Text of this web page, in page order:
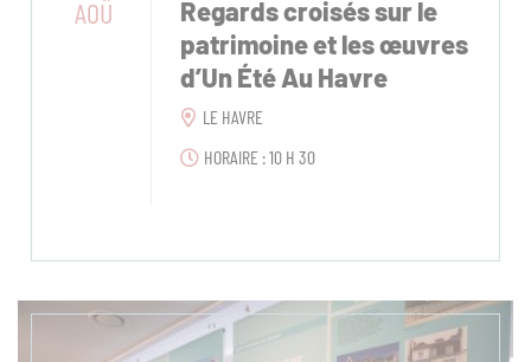
AOÛ
Regards croisés sur le
patrimoine et les œuvres
d’Un Été Au Havre
LE HAVRE
HORAIRE : 10 H 30